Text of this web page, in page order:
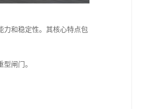
力和稳定性。其核心特点包
闸门。